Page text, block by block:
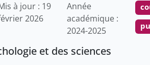
à jour : 19
2026
Année
académique :
2024-2025
et des sciences